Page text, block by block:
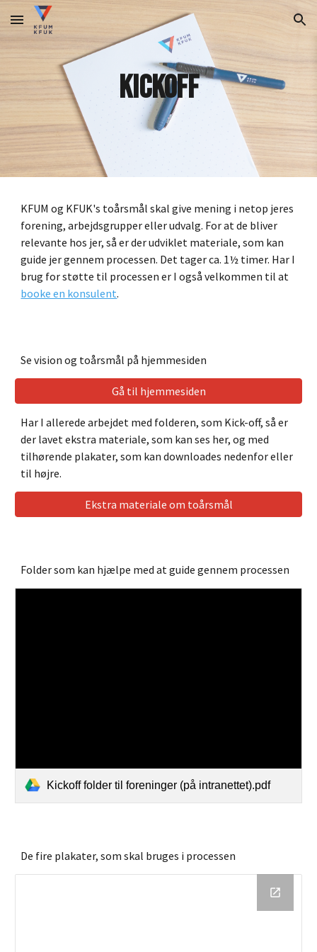
Skip to main content Skip to navigation
kickoff
KFUM og KFUK's toårsmål skal give mening i netop jeres
forening, arbejdsgrupper eller udvalg. For at de bliver
relevante hos jer, så er der udviklet materiale, som kan
guide jer gennem processen. Det tager ca. 1½ timer. Har I
brug for støtte til processen er I også velkommen til at
booke en konsulent.
Se vision og toårsmål på hjemmesiden
Gå til hjemmesiden
Har I allerede arbejdet med folderen, som Kick-off, så er
der lavet ekstra materiale, som kan ses her, og med
tilhørende plakater, som kan downloades nedenfor eller
til højre.
Ekstra materiale om toårsmål
Folder som kan hjælpe med at guide gennem processen
Kickoff folder til foreninger (på intranettet).pdf
De fire plakater, som skal bruges i processen